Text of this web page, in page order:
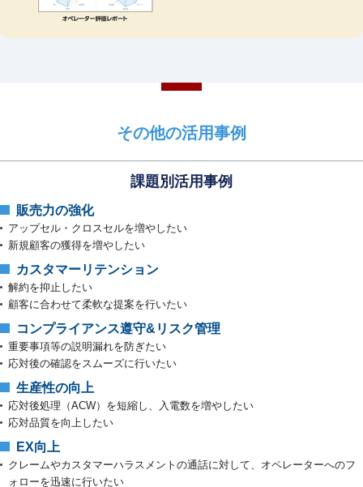
その他の活用事例
課題別活用事例
販売⼒の強化
アップセル・クロスセルを増やしたい
新規顧客の獲得を増やしたい
カスタマーリテンション
解約を抑止したい
顧客に合わせて柔軟な提案を⾏いたい
コンプライアンス遵守&リスク管理
重要事項等の説明漏れを防ぎたい
応対後の確認をスムーズに⾏いたい
生産性の向上
応対後処理（ACW）を短縮し、入電数を増やしたい
応対品質を向上したい
EX向上
クレームやカスタマーハラスメントの通話に対して、オペレーターへのフ
ォローを迅速に行いたい